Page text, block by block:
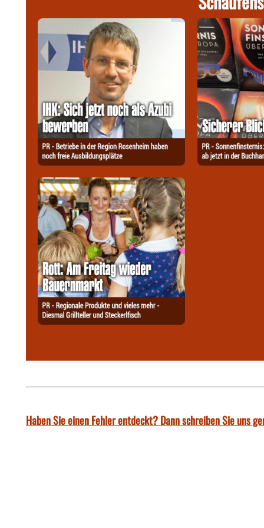
Haben Sie einen Fehler entdeckt? Dann schreiben Sie uns